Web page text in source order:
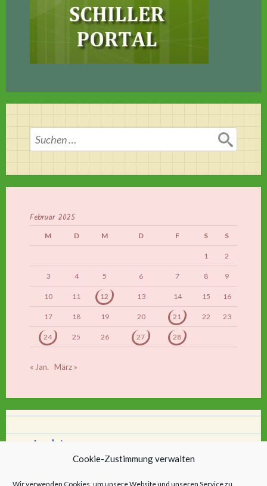
Cookie-Zustimmung verwalten
Wir verwenden Cookies, um unsere Website und unseren Service zu
Suchen
nach:
Februar 2025
M D M D F S S
1 2
3 4 5 6 7 8 9
10 11 12 13 14 15 16
17 18 19 20 21 22 23
24 25 26 27 28
« Jan. März »
Archiv